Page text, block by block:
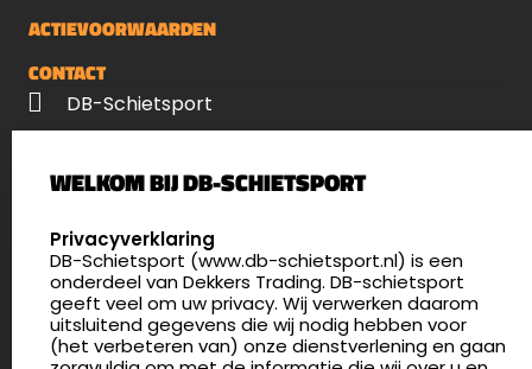
ACTIEVOORWAARDEN
CONTACT
DB-Schietsport
5411 LX Zeeland
4.8
175 beoordelingen
info@db-schietsport.nl
Openingstijden
WELKOM BIJ DB-SCHIETSPORT
SELECT LANGUAGE
Privacyverklaring
DB-Schietsport (www.db-schietsport.nl) is een
onderdeel van Dekkers Trading. DB-schietsport
geeft veel om uw privacy. Wij verwerken daarom
uitsluitend gegevens die wij nodig hebben voor
(het verbeteren van) onze dienstverlening en gaan